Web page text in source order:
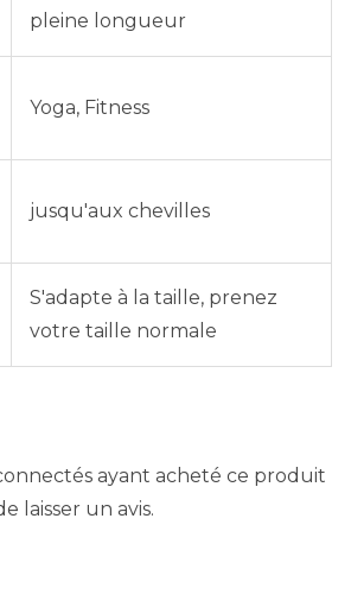
pleine longueur
Yoga, Fitness
jusqu'aux chevilles
S'adapte à la taille, prenez
votre taille normale
ayant acheté ce produit
laisser un avis.